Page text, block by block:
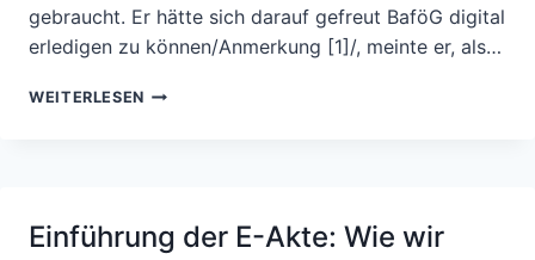
gebraucht. Er hätte sich darauf gefreut BaföG digital
erledigen zu können/Anmerkung [1]/, meinte er, als…
WEITERLESEN AUS
OZG
Einführung der E-Akte: Wie wir